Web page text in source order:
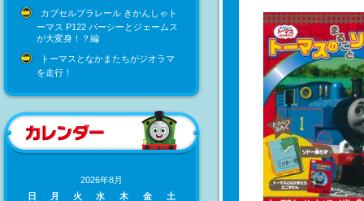
カプセルプラレール きかんしゃト
ーマス P122 パーシーとジェームス
が大変身！？編
トーマスとなかまたちがジオラマ
を走行！
2026年8月
日
月 火 水 木 金
土